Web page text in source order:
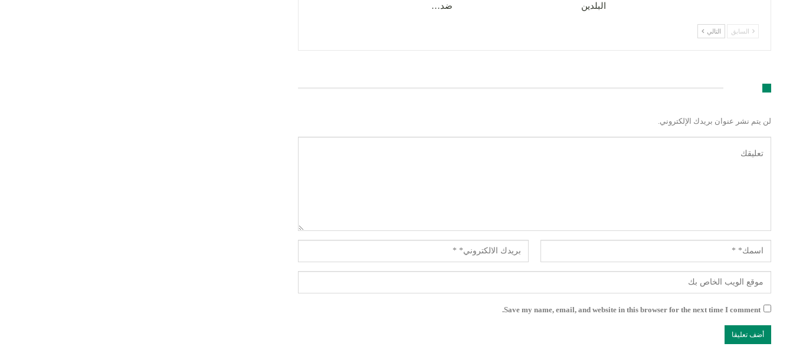
البلدين
ضد…
السابق التالي
لن يتم نشر عنوان بريدك الإلكتروني.
Save my name, email, and website in this browser for the next time I comment.